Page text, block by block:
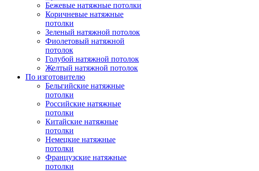
Бежевые натяжные потолки
Коричневые натяжные
потолки
Зеленый натяжной потолок
Фиолетовый натяжной
потолок
Голубой натяжной потолок
Желтый натяжной потолок
По изготовителю
Бельгийские натяжные
потолки
Российские натяжные
потолки
Китайские натяжные
потолки
Немецкие натяжные
потолки
Французские натяжные
потолки